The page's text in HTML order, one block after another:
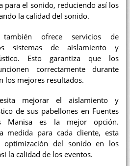
para el sonido, reduciendo así los
la calidad del sonido.
también ofrece servicios de
sistemas de aislamiento y
Esto garantiza que los
correctamente durante
los mejores resultados.
mejorar el aislamiento y
de sus pabellones en Fuentes
Manisa es la mejor opción.
medida para cada cliente, esta
optimización del sonido en los
la calidad de los eventos.